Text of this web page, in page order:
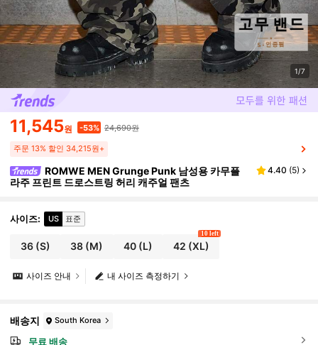
1/7
11,545원 -53% 24,690원
주문 13% 할인 34,215원+
ROMWE MEN Grunge Punk 남성용 카무플
라주 프린트 드로스트링 허리 캐주얼 팬츠
4.40 (5)
사이즈: US 표준
36(S) 38 (M) 40(L) 42 (XL)
10 left
내 사이즈 측정하기
사이즈 안내
배송지 South Korea
무료 배송